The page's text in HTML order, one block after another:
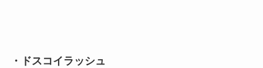
・ドスコイラッシュ